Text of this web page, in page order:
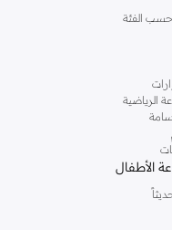
موثوقة وتصاميم مدروسة تدعم
الفئة
الرياضية
الأطفال